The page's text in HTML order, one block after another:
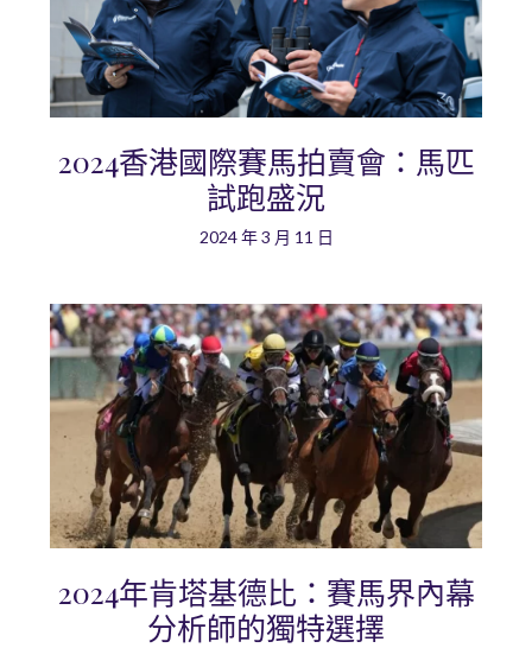
2024香港國際賽馬拍賣會：馬匹
試跑盛況
2024 年 3 月 11 日
2024年肯塔基德比：賽馬界內幕
分析師的獨特選擇